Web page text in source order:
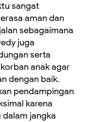
sangat
aman dan
sebagaimana
juga
serta
anak agar
dengan baik.
pendampingan
karena
jangka